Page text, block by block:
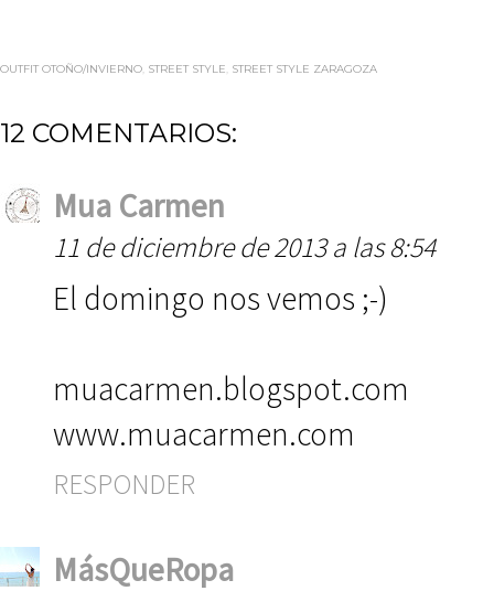
OUTFIT OTOÑO/INVIERNO, STREET STYLE, STREET STYLE ZARAGOZA
12 COMENTARIOS:
Mua Carmen
11 de diciembre de 2013 a las 8:54
El domingo nos vemos ;-)
muacarmen.blogspot.com
www.muacarmen.com
RESPONDER
MásQueRopa